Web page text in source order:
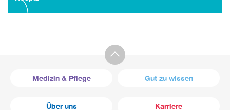
Medizin & Pflege Gut zu wissen
Über uns Karriere